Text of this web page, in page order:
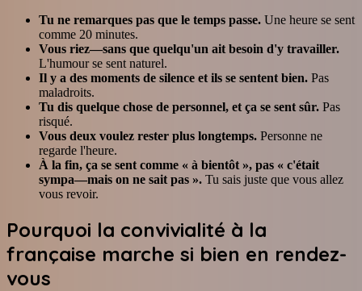
Tu ne remarques pas que le temps passe. Une heure se sent
comme 20 minutes.
Vous riez—sans que quelqu'un ait besoin d'y travailler.
L'humour se sent naturel.
Il y a des moments de silence et ils se sentent bien. Pas
maladroits.
Tu dis quelque chose de personnel, et ça se sent sûr. Pas
risqué.
Vous deux voulez rester plus longtemps. Personne ne
regarde l'heure.
À la fin, ça se sent comme « à bientôt », pas « c'était
sympa—mais on ne sait pas ». Tu sais juste que vous allez
vous revoir.
Pourquoi la convivialité à la
française marche si bien en rendez-
vous